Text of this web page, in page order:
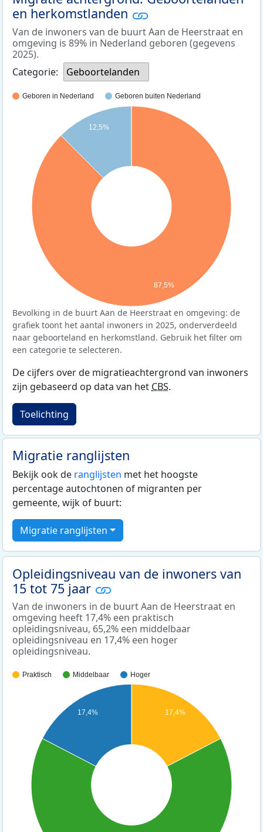
en herkomstlanden
Van de inwoners van de buurt Aan de Heerstraat en
omgeving is 89% in Nederland geboren (gegevens
2025).
Categorie:
Geboortelanden
Geboren in Nederland Geboren buiten Nederland
12,5%
87,5%
Bevolking in de buurt Aan de Heerstraat en omgeving: de
grafiek toont het aantal inwoners in 2025, onderverdeeld
naar geboorteland en herkomstland. Gebruik het filter om
een categorie te selecteren.
De cijfers over de migratieachtergrond van inwoners
zijn gebaseerd op data van het CBS.
Toelichting
Migratie ranglijsten
Bekijk ook de ranglijsten met het hoogste
percentage autochtonen of migranten per
gemeente, wijk of buurt:
Migratie ranglijsten
Opleidingsniveau van de inwoners van
15 tot 75 jaar
Van de inwoners in de buurt Aan de Heerstraat en
omgeving heeft 17,4% een praktisch
opleidingsniveau, 65,2% een middelbaar
opleidingsniveau en 17,4% een hoger
opleidingsniveau.
Praktisch Middelbaar Hoger
17,4%
17,4%